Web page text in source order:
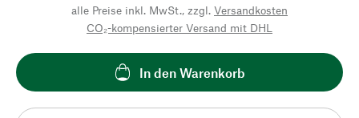
alle Preise inkl. MwSt., zzgl. Versandkosten
CO₂-kompensierter Versand mit DHL
In den Warenkorb